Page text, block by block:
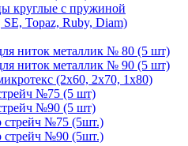
круглые с пружиной
Topaz, Ruby, Diam)
ниток металлик № 80 (5 шт)
ниток металлик № 90 (5 шт)
(2х60, 2х70, 1х80)
№75 (5 шт)
№90 (5 шт)
стрейч №75 (5шт.)
стрейч №90 (5шт.)